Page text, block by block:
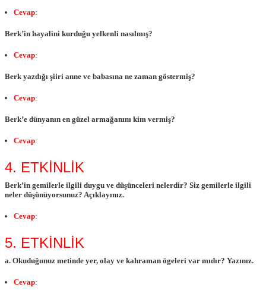
Cevap:
Berk’in hayalini kurduğu yelkenli nasılmış?
Cevap:
Berk yazdığı şiiri anne ve babasına ne zaman göstermiş?
Cevap:
Berk’e dünyanın en güzel armağanını kim vermiş?
Cevap:
4. ETKİNLİK
Berk’in gemilerle ilgili duygu ve düşünceleri nelerdir? Siz gemilerle ilgili
neler düşünüyorsunuz? Açıklayınız.
Cevap:
5. ETKİNLİK
a. Okuduğunuz metinde yer, olay ve kahraman ögeleri var mıdır? Yazınız.
Cevap: